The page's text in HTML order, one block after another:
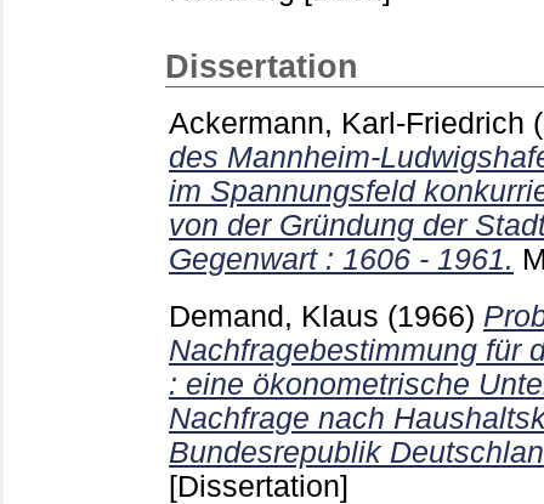
Dissertation
Ackermann, Karl-Friedrich
des Mannheim-
im Spannungsfeld
von der Gründung der
Gegenwart : 1606 - 1961.
Demand, Klaus (1966)
Nachfragebestimmung für
: eine ökonometrische
Nachfrage nach
Bundesrepublik
[Dissertation]